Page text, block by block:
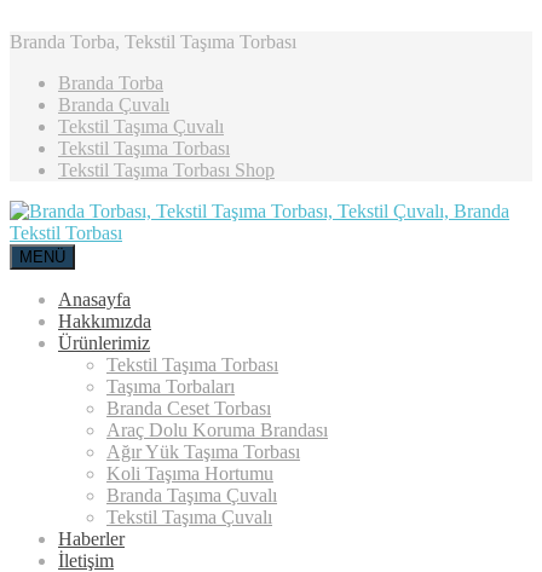
Branda Torba, Tekstil Taşıma Torbası
Branda Torba
Branda Çuvalı
Tekstil Taşıma Çuvalı
Tekstil Taşıma Torbası
Tekstil Taşıma Torbası Shop
MENÜ
Anasayfa
Hakkımızda
Ürünlerimiz
Tekstil Taşıma Torbası
Taşıma Torbaları
Branda Ceset Torbası
Araç Dolu Koruma Brandası
Ağır Yük Taşıma Torbası
Koli Taşıma Hortumu
Branda Taşıma Çuvalı
Tekstil Taşıma Çuvalı
Haberler
İletişim